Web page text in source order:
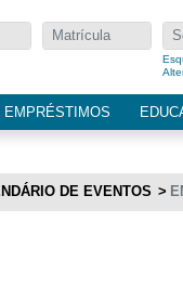
EMPRÉSTIMOS
DE EVENTOS